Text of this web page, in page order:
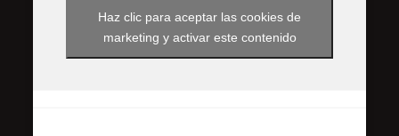
Haz clic para aceptar las cookies de
marketing y activar este contenido